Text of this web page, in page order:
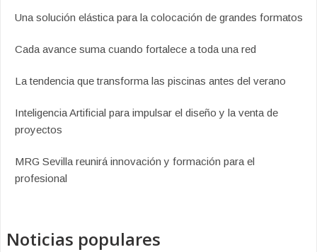
Una solución elástica para la colocación de grandes formatos
Cada avance suma cuando fortalece a toda una red
La tendencia que transforma las piscinas antes del verano
Inteligencia Artificial para impulsar el diseño y la venta de
proyectos
MRG Sevilla reunirá innovación y formación para el
profesional
Noticias populares